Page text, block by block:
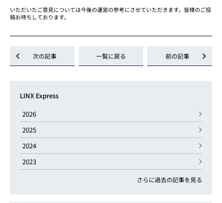
いただいたご意見については今後の運営の参考にさせていただきます。皆様のご投
稿お待ちしております。
次の記事 一覧に戻る 前の記事
LINX Express
2026
2025
2024
2023
さらに過去の記事を見る